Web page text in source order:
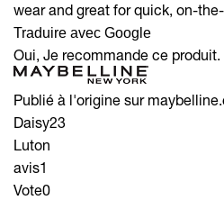
wear and great for quick, on-
Traduire avec Google
Oui, Je recommande ce produit.
Publié à l'origine sur
Daisy23
Luton
avis1
Vote0